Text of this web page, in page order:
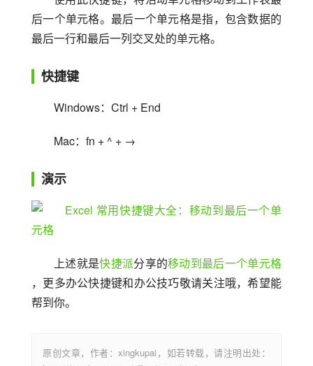
后一个单元格。最后一个单元格是指，包含数据的
最后一行和最后一列交叉处的单元格。
快捷键
Windows：Ctrl + End
Mac：fn + ^ + →
演示
上述就是快捷派分享的移动到最后一个单元格
，更多办公快捷键和办公技巧敬请关注哦，希望能
帮到你。
原创文章，作者：xingkupai，如若转载，请注明出处：